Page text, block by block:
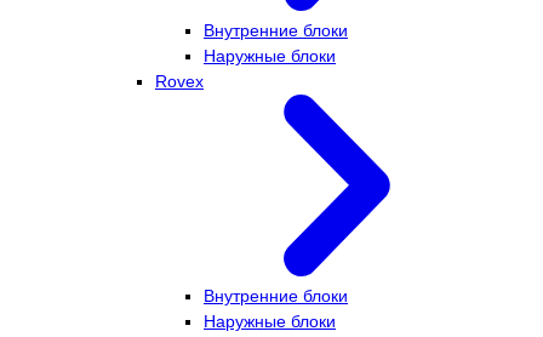
Внутренние блоки
Наружные блоки
Rovex
Внутренние блоки
Наружные блоки